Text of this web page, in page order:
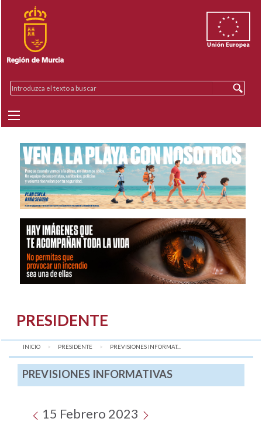
PRESIDENTE
INICIO PRESIDENTE AQUÍ:
PREVISIONES INFORMAT...
PREVISIONES INFORMATIVAS
15 Febrero 2023